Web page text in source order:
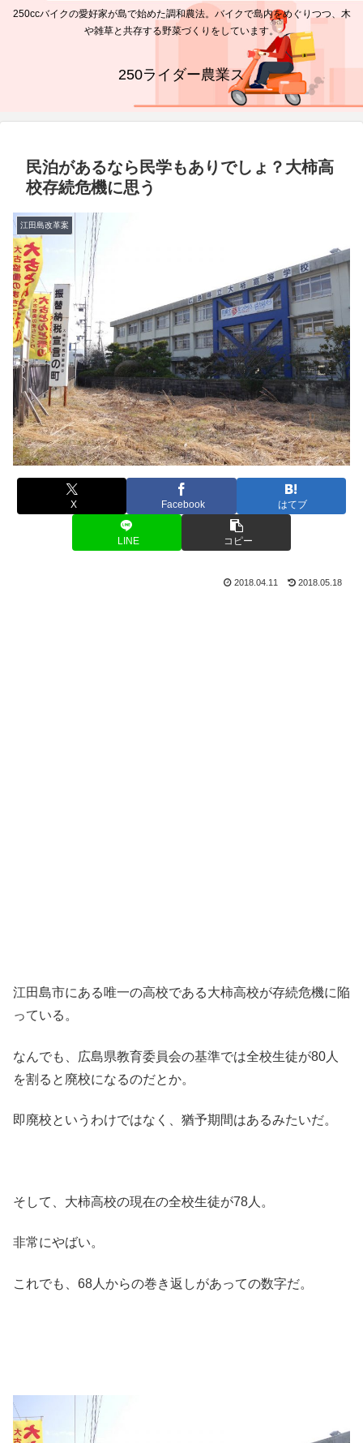
250ccバイクの愛好家が島で始めた調和農法。バイクで島内をめぐりつつ、木
や雑草と共存する野菜づくりをしています。
250ライダー農業ス
民泊があるなら民学もありでしょ？大柿高
校存続危機に思う
江田島改革案
X Facebook はてブ
LINE コピー
2018.04.11 2018.05.18
江田島市にある唯一の高校である大柿高校が存続危機に陥
っている。
なんでも、広島県教育委員会の基準では全校生徒が80人
を割ると廃校になるのだとか。
即廃校というわけではなく、猶予期間はあるみたいだ。
そして、大柿高校の現在の全校生徒が78人。
非常にやばい。
これでも、68人からの巻き返しがあっての数字だ。